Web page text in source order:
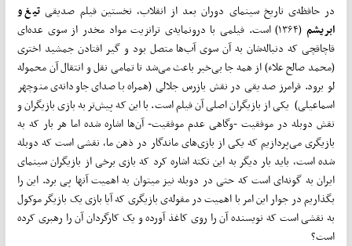
در حافظه‌ی تاریخ سینمای دوران بعد از انقلاب، نخستین فیلم صدیقی تیغ و
ابریشم
(۱۳۶۴) است. فیلمی با درونمایه‌ی ترانزیت مواد مخدر از سوی عده‌­ای
قاچاقچی که دنباله‌­شان به آن سوی آب‌­ها متصل بود و گیر افتادن جمشید اختری
(محمد صالح علاء) از همه جا بی‌­خبر باعث می‌­شد تا تمامی نقل و انتقال آن محموله
لو برود. فرامرز صدیقی در نقش بازرس جلالی (همراه با صدای جاودانه‌ی منوچهر
اسماعیلی) یکی از بازیگران اصلی آن فیلم است. با این که پیش‌­تر به بازی بازیگران و
نقش دوبله در موفقیت -‌وگاهی عدم موفقیت‌- آن­‌ها اشاره شده اما هر بار که به
بازیگری می­‌پردازیم که یکی از بازی‌­های ماندگار در ذهن ما، نقشی است که دوبله
شده است، باید بار دیگر به این نکته اشاره کرد که بازی برخی از بازیگران سینمای
ایران به گونه‌­ای است که حتی در دوبله نیز می­توان به اهمیت آن­ها پی برد. این را
بگذاریم در جوار این امر با اهمیت در مقوله‌ی بازیگری که آیا بازی یک بازیگر موکول
به نقشی است که نویسنده آن را روی کاغذ آورده و یک کارگردان آن را رهبری کرده
است؟